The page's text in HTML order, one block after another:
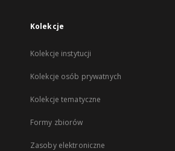
Kolekcje
Kolekcje instytucji
Kolekcje osób prywatnych
Kolekcje tematyczne
Formy zbiorów
Zasoby elektroniczne